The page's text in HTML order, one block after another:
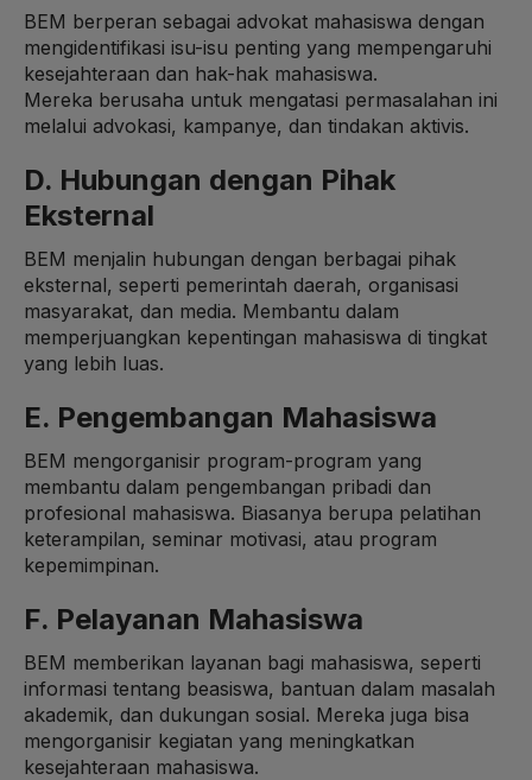
BEM berperan sebagai advokat mahasiswa dengan
mengidentifikasi isu-isu penting yang mempengaruhi
kesejahteraan dan hak-hak mahasiswa.
Mereka berusaha untuk mengatasi permasalahan ini
melalui advokasi, kampanye, dan tindakan aktivis.
D. Hubungan dengan Pihak
Eksternal
BEM menjalin hubungan dengan berbagai pihak
eksternal, seperti pemerintah daerah, organisasi
masyarakat, dan media. Membantu dalam
memperjuangkan kepentingan mahasiswa di tingkat
yang lebih luas.
E. Pengembangan Mahasiswa
BEM mengorganisir program-program yang
membantu dalam pengembangan pribadi dan
profesional mahasiswa. Biasanya berupa pelatihan
keterampilan, seminar motivasi, atau program
kepemimpinan.
F. Pelayanan Mahasiswa
BEM memberikan layanan bagi mahasiswa, seperti
informasi tentang beasiswa, bantuan dalam masalah
akademik, dan dukungan sosial. Mereka juga bisa
mengorganisir kegiatan yang meningkatkan
kesejahteraan mahasiswa.